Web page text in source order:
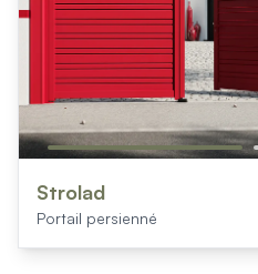
Strolad
Portail persienné